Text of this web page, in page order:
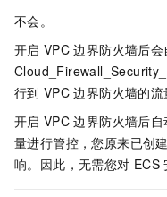
不会。
开启 VPC 边界防火墙后
行到 VPC 边界防火墙的流
开启 VPC 边界防火墙后
量进行管控，您原来已创
响。因此，无需您对 ECS